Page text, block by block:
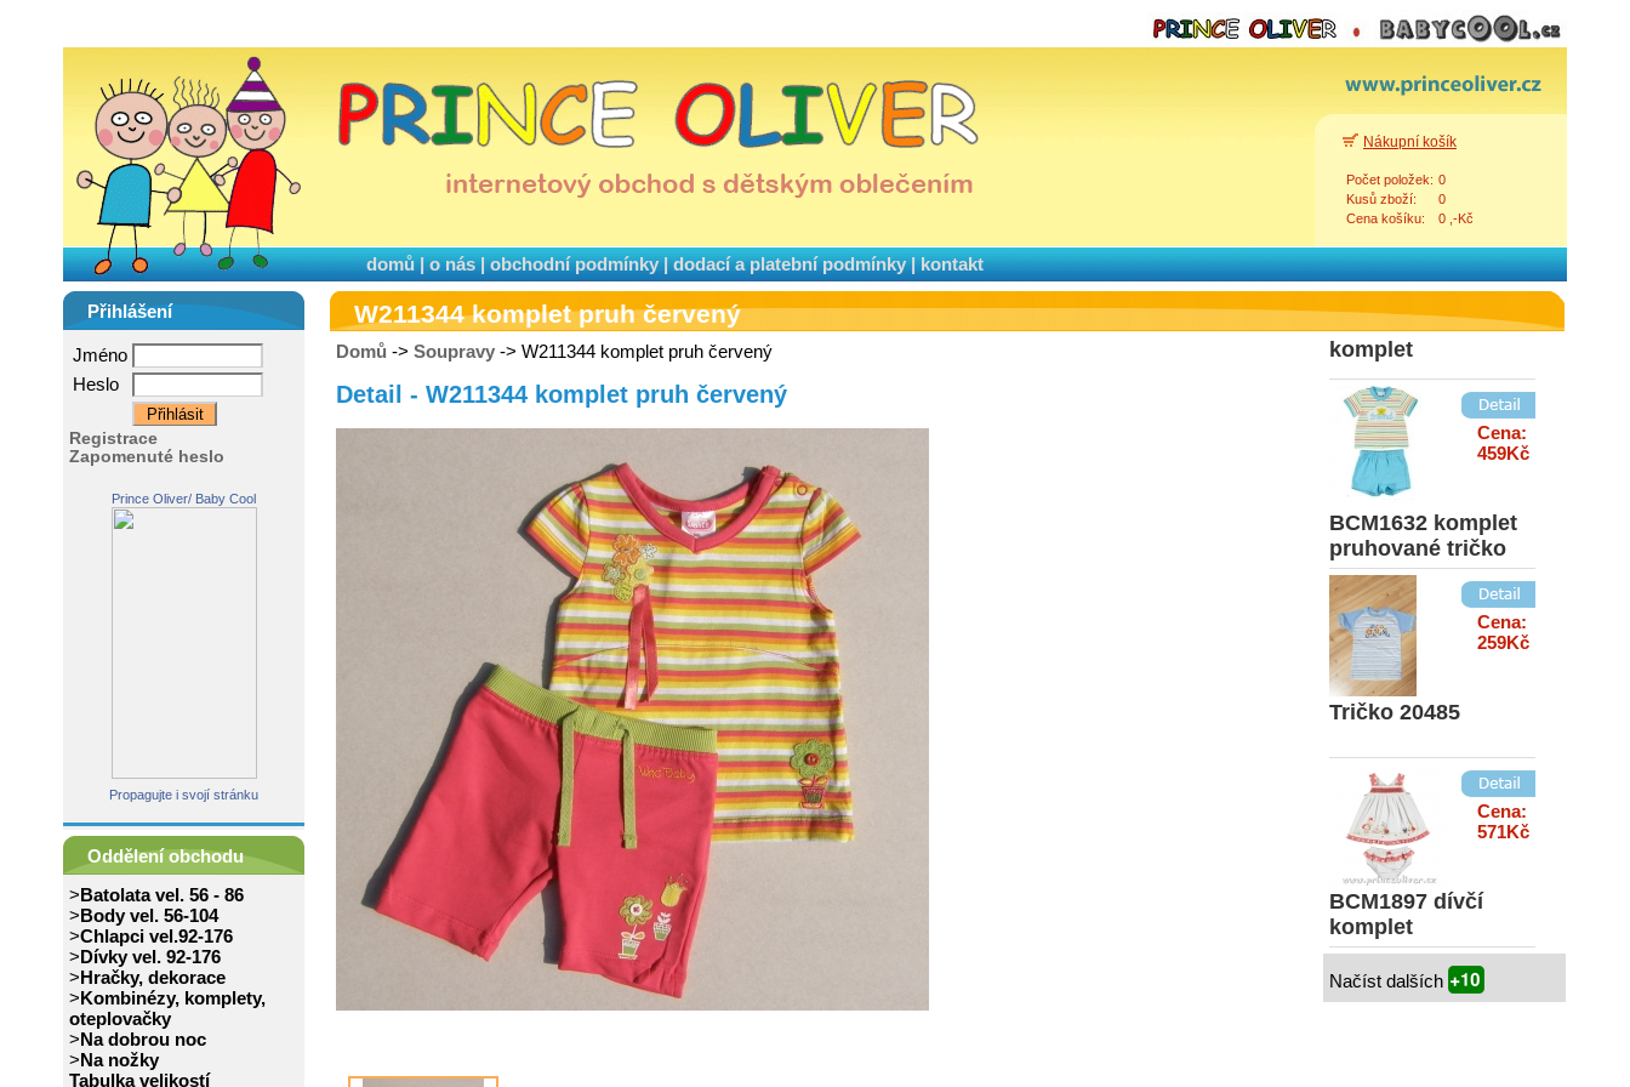
domů|o nás|obchodní podmínky|dodací a platební podmínky|kontakt
Nákupní košík
Počet položek: 0
Kusů zboží:
0
Cena košíku:
0 ,-Kč
Přihlášení
Jméno
Heslo
Registrace
Zapomenuté heslo
Prince Oliver/ Baby Cool
Propagujte i svojí stránku
Oddělení obchodu
>Batolata vel. 56 - 86
>Body vel. 56-104
>Chlapci vel.92-176
>Dívky vel. 92-176
>Hračky, dekorace
>Kombinézy, komplety,
oteplovačky
>Na dobrou noc
>Na nožky
Tabulka velikostí
W211344 komplet pruh červený
Domů -> Soupravy -> W211344 komplet pruh červený
Detail - W211344 komplet pruh červený
BS90119 triko bílé
rybičky
Cena:
379Kč
BCM1862 dívčí
komplet
Cena:
582Kč
BCM1632 komplet
pruhované tričko
Cena:
459Kč
Tričko 20485
Cena:
259Kč
BCM1897 dívčí
komplet
Cena:
571Kč
Načíst dalších